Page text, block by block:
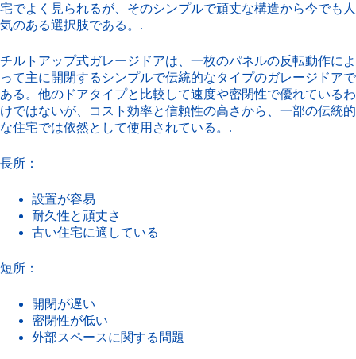
宅でよく見られるが、そのシンプルで頑丈な構造から今でも人
気のある選択肢である。.
チルトアップ式ガレージドアは、一枚のパネルの反転動作によ
って主に開閉するシンプルで伝統的なタイプのガレージドアで
ある。他のドアタイプと比較して速度や密閉性で優れているわ
けではないが、コスト効率と信頼性の高さから、一部の伝統的
な住宅では依然として使用されている。.
長所：
設置が容易
耐久性と頑丈さ
古い住宅に適している
短所：
開閉が遅い
密閉性が低い
外部スペースに関する問題